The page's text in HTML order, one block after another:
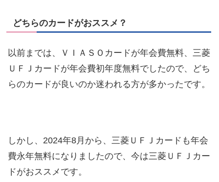
どちらのカードがおススメ？
以前までは、ＶＩＡＳＯカードが年会費無料、三菱
ＵＦＪカードが年会費初年度無料でしたので、どち
らのカードが良いのか迷われる方が多かったです。
しかし、2024年8月から、三菱ＵＦＪカードも年会
費永年無料になりましたので、今は三菱ＵＦＪカー
ドがおススメです。